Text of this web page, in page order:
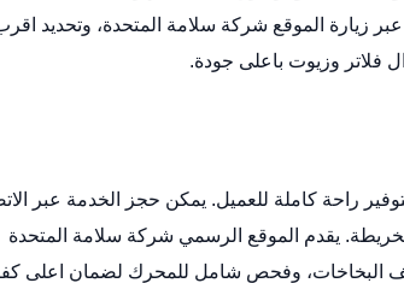
عبر زيارة الموقع شركة سلامة المتحدة، وتحديد
وزيوت باعلى جودة.
راحة كاملة للعميل. يمكن حجز الخدمة عبر
. يقدم الموقع الرسمي شركة سلامة المتحدة
البخاخات، وفحص شامل للمحرك لضمان اعلى